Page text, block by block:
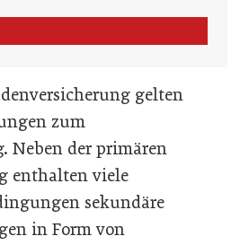
gelten
zum
Neben der primären
enthalten viele
sekundäre
in Form von